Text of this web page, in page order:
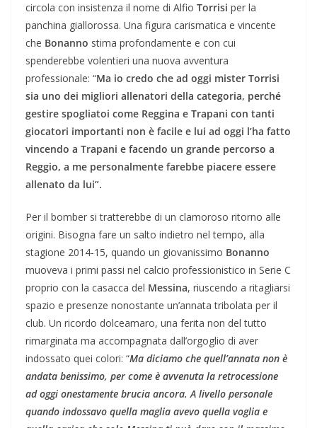
circola con insistenza il nome di Alfio Torrisi per la
panchina giallorossa. Una figura carismatica e vincente
che Bonanno stima profondamente e con cui
spenderebbe volentieri una nuova avventura
professionale: “Ma io credo che ad oggi mister Torrisi
sia uno dei migliori allenatori della categoria, perché
gestire spogliatoi come Reggina e Trapani con tanti
giocatori importanti non è facile e lui ad oggi l’ha fatto
vincendo a Trapani e facendo un grande percorso a
Reggio, a me personalmente farebbe piacere essere
allenato da lui”.
​Per il bomber si tratterebbe di un clamoroso ritorno alle
origini. Bisogna fare un salto indietro nel tempo, alla
stagione 2014-15, quando un giovanissimo Bonanno
muoveva i primi passi nel calcio professionistico in Serie C
proprio con la casacca del Messina, riuscendo a ritagliarsi
spazio e presenze nonostante un’annata tribolata per il
club. Un ricordo dolceamaro, una ferita non del tutto
rimarginata ma accompagnata dall’orgoglio di aver
indossato quei colori: “Ma diciamo che quell’annata non è
andata benissimo, per come è avvenuta la retrocessione
ad oggi onestamente brucia ancora. A livello personale
quando indossavo quella maglia avevo quella voglia e